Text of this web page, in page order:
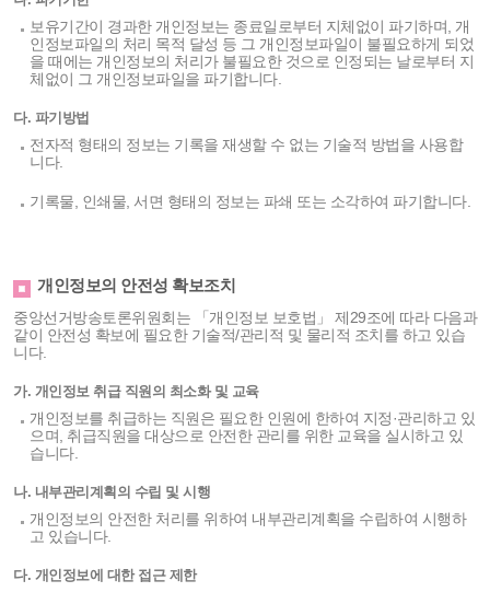
보유기간이 경과한 개인정보는 종료일로부터 지체없이 파기하며, 개
인정보파일의 처리 목적 달성 등 그 개인정보파일이 불필요하게 되었
을 때에는 개인정보의 처리가 불필요한 것으로 인정되는 날로부터 지
체없이 그 개인정보파일을 파기합니다.
다. 파기방법
전자적 형태의 정보는 기록을 재생할 수 없는 기술적 방법을 사용합
니다.
기록물, 인쇄물, 서면 형태의 정보는 파쇄 또는 소각하여 파기합니다.
개인정보의 안전성 확보조치
중앙선거방송토론위원회는 「개인정보 보호법」 제29조에 따라 다음과
같이 안전성 확보에 필요한 기술적/관리적 및 물리적 조치를 하고 있습
니다.
가. 개인정보 취급 직원의 최소화 및 교육
개인정보를 취급하는 직원은 필요한 인원에 한하여 지정·관리하고 있
으며, 취급직원을 대상으로 안전한 관리를 위한 교육을 실시하고 있
습니다.
나. 내부관리계획의 수립 및 시행
개인정보의 안전한 처리를 위하여 내부관리계획을 수립하여 시행하
고 있습니다.
다. 개인정보에 대한 접근 제한